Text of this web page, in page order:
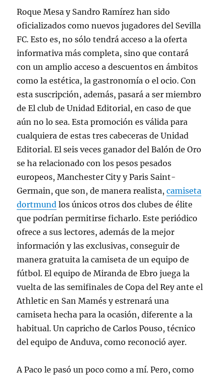
Roque Mesa y Sandro Ramírez han sido
oficializados como nuevos jugadores del Sevilla
FC. Esto es, no sólo tendrá acceso a la oferta
informativa más completa, sino que contará
con un amplio acceso a descuentos en ámbitos
como la estética, la gastronomía o el ocio. Con
esta suscripción, además, pasará a ser miembro
de El club de Unidad Editorial, en caso de que
aún no lo sea. Esta promoción es válida para
cualquiera de estas tres cabeceras de Unidad
Editorial. El seis veces ganador del Balón de Oro
se ha relacionado con los pesos pesados
europeos, Manchester City y Paris Saint-
Germain, que son, de manera realista,camiseta
dortmund los únicos otros dos clubes de élite
que podrían permitirse ficharlo. Este periódico
ofrece a sus lectores, además de la mejor
información y las exclusivas, conseguir de
manera gratuita la camiseta de un equipo de
fútbol. El equipo de Miranda de Ebro juega la
vuelta de las semifinales de Copa del Rey ante el
Athletic en San Mamés y estrenará una
camiseta hecha para la ocasión, diferente a la
habitual. Un capricho de Carlos Pouso, técnico
del equipo de Anduva, como reconoció ayer.
A Paco le pasó un poco como a mí. Pero, como